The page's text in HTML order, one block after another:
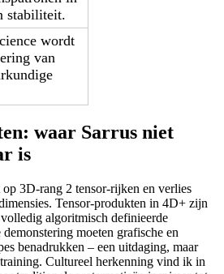
stabiliteit.
wordt
van
waar Sarrus niet
is
3D-rang 2 tensor-rijken en verlies
Tensor-produkten in 4D+ zijn
algoritmisch definieerde
moeten grafische en
benadrukken – een uitdaging, maar
Cultureel herkenning vind ik in